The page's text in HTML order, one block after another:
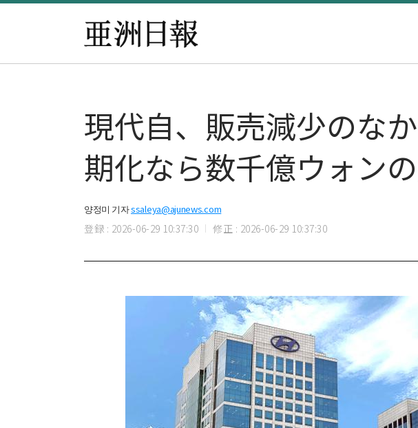
現代自、販売減少のな
期化なら数千億ウォン
양정미 기자ssaleya@ajunews.com
登録 : 2026-06-29 10:37:30 修正 : 2026-06-29 10:37:30